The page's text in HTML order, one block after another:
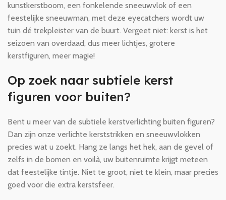
kunstkerstboom, een fonkelende sneeuwvlok of een
feestelijke sneeuwman, met deze eyecatchers wordt uw
tuin dé trekpleister van de buurt. Vergeet niet: kerst is het
seizoen van overdaad, dus meer lichtjes, grotere
kerstfiguren, meer magie!
Op zoek naar subtiele kerst
figuren voor buiten?
Bent u meer van de subtiele kerstverlichting buiten figuren?
Dan zijn onze verlichte kerststrikken en sneeuwvlokken
precies wat u zoekt. Hang ze langs het hek, aan de gevel of
zelfs in de bomen en voilà, uw buitenruimte krijgt meteen
dat feestelijke tintje. Niet te groot, niet te klein, maar precies
goed voor die extra kerstsfeer.